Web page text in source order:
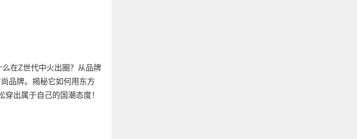
在Z世代中火出圈？从品牌
品牌。揭秘它如何用东方
出属于自己的国潮态度！